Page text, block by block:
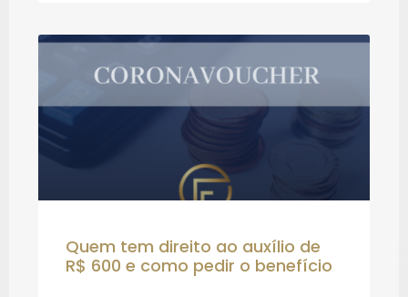
Quem tem direito ao auxílio de
R$ 600 e como pedir o benefício